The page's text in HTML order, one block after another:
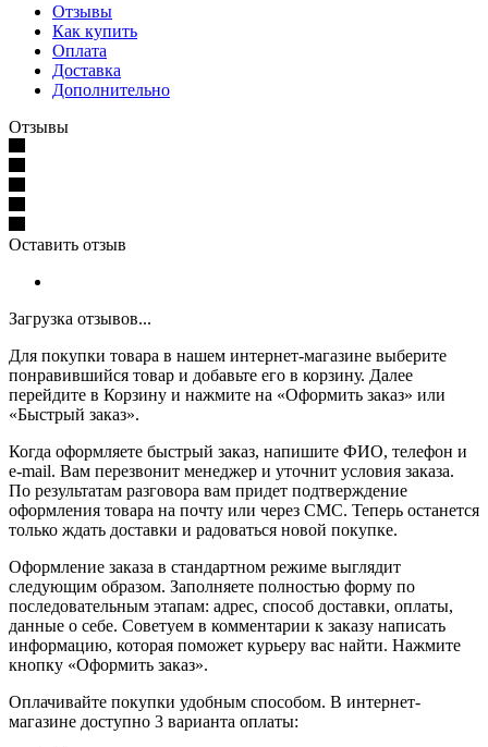
Отзывы
Как купить
Оплата
Доставка
Дополнительно
Отзывы
Оставить отзыв
Загрузка отзывов...
Для покупки товара в нашем интернет-магазине выберите
понравившийся товар и добавьте его в корзину. Далее
перейдите в Корзину и нажмите на «Оформить заказ» или
«Быстрый заказ».
Когда оформляете быстрый заказ, напишите ФИО, телефон и
e-mail. Вам перезвонит менеджер и уточнит условия заказа.
По результатам разговора вам придет подтверждение
оформления товара на почту или через СМС. Теперь останется
только ждать доставки и радоваться новой покупке.
Оформление заказа в стандартном режиме выглядит
следующим образом. Заполняете полностью форму по
последовательным этапам: адрес, способ доставки, оплаты,
данные о себе. Советуем в комментарии к заказу написать
информацию, которая поможет курьеру вас найти. Нажмите
кнопку «Оформить заказ».
Оплачивайте покупки удобным способом. В интернет-
магазине доступно 3 варианта оплаты: